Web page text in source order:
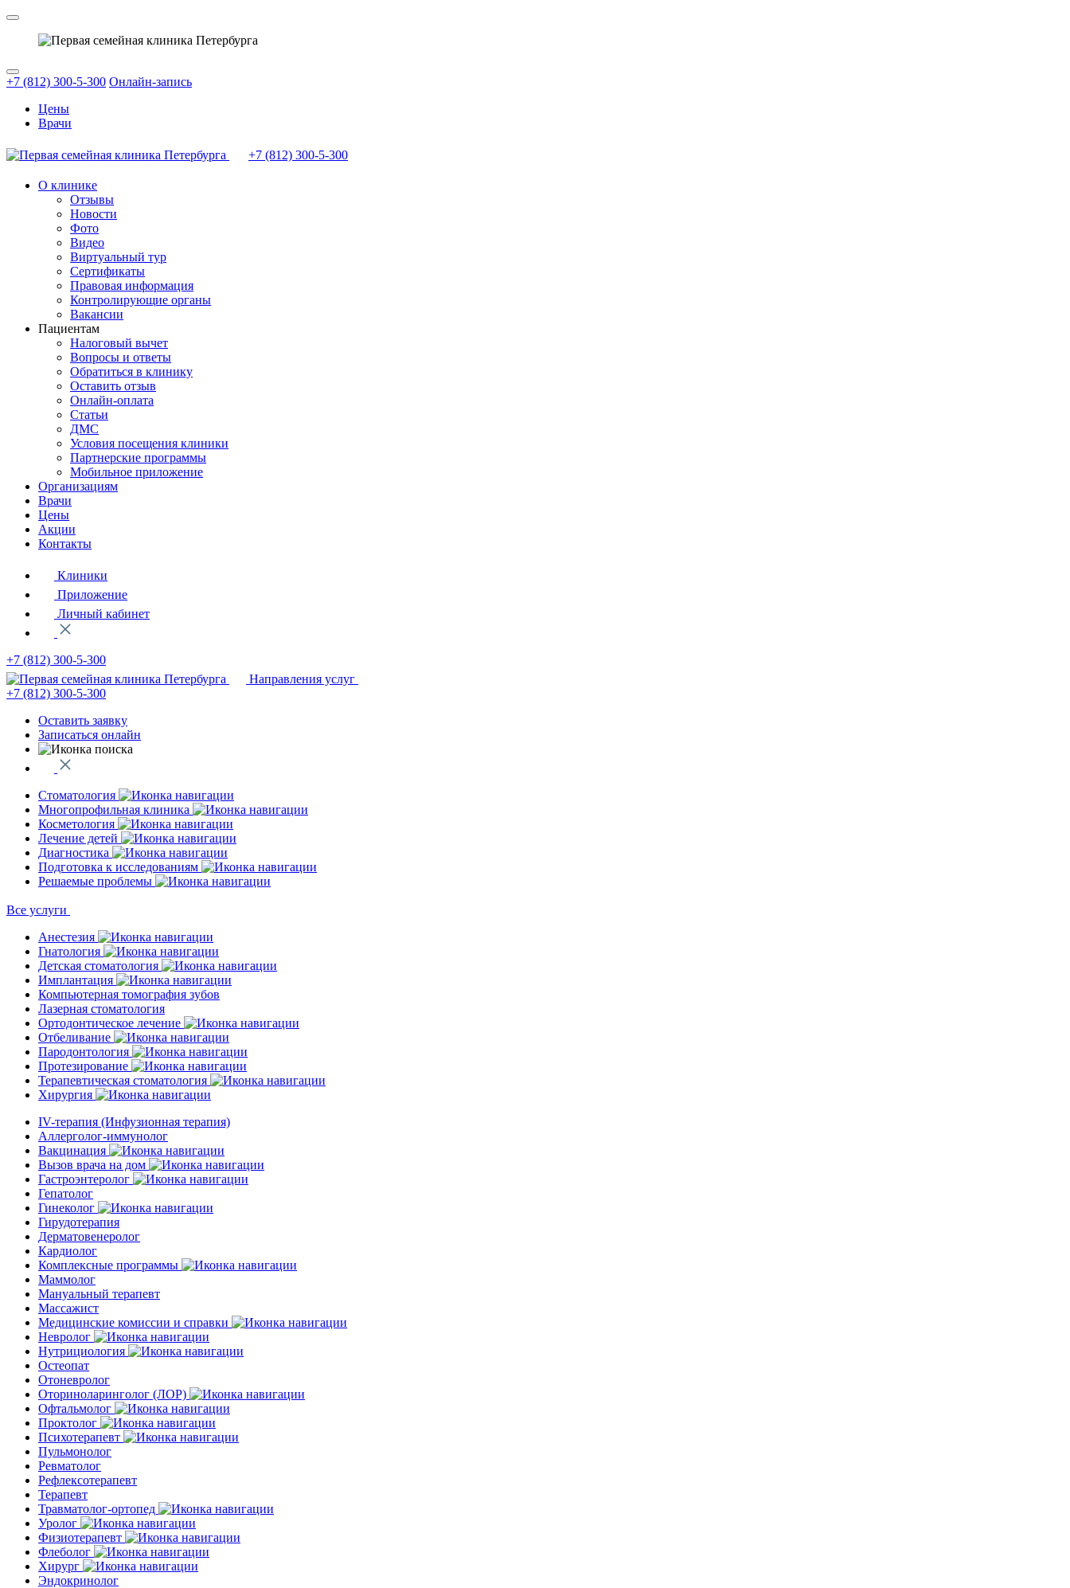
+7 (812) 300-5-300 Онлайн-запись
Цены
Врачи
+7 (812) 300-5-300
О клинике
Отзывы
Новости
Фото
Видео
Виртуальный тур
Сертификаты
Правовая информация
Контролирующие органы
Вакансии
Пациентам
Налоговый вычет
Вопросы и ответы
Обратиться в клинику
Оставить отзыв
Онлайн-оплата
Статьи
ДМС
Условия посещения клиники
Партнерские программы
Мобильное приложение
Организациям
Врачи
Цены
Акции
Контакты
Клиники
Приложение
Личный кабинет
+7 (812) 300-5-300
Направления услуг
+7 (812) 300-5-300
Оставить заявку
Записаться онлайн
Стоматология
Многопрофильная клиника
Косметология
Лечение детей
Диагностика
Подготовка к исследованиям
Решаемые проблемы
Все услуги
Анестезия
Гнатология
Детская стоматология
Имплантация
Компьютерная томография зубов
Лазерная стоматология
Ортодонтическое лечение
Отбеливание
Пародонтология
Протезирование
Терапевтическая стоматология
Хирургия
IV-терапия (Инфузионная терапия)
Аллерголог-иммунолог
Вакцинация
Вызов врача на дом
Гастроэнтеролог
Гепатолог
Гинеколог
Гирудотерапия
Дерматовенеролог
Кардиолог
Комплексные программы
Маммолог
Мануальный терапевт
Массажист
Медицинские комиссии и справки
Невролог
Нутрициология
Остеопат
Отоневролог
Оториноларинголог (ЛОР)
Офтальмолог
Проктолог
Психотерапевт
Пульмонолог
Ревматолог
Рефлексотерапевт
Терапевт
Травматолог-ортопед
Уролог
Физиотерапевт
Флеболог
Хирург
Эндокринолог